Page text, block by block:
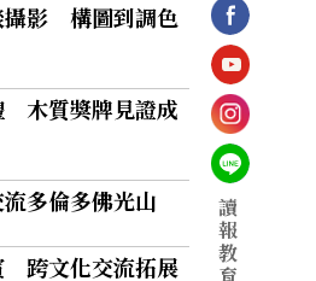
攝影 構圖到調色
木質獎牌見證成
多倫多佛光山
跨文化交流拓展
讀
報
教